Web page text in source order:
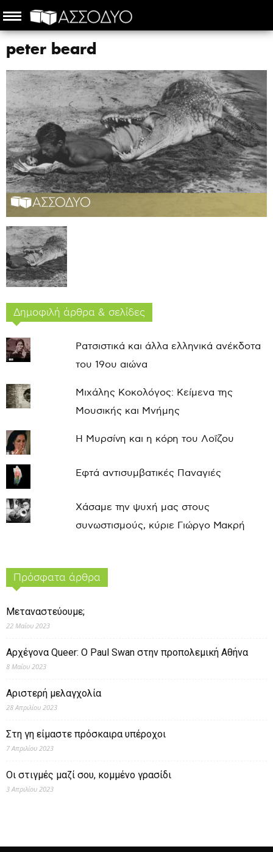
peter beard
Δημοφιλή άρθρα & σελίδες
Ρατσιστικά και άλλα ελληνικά ανέκδοτα
του 19ου αιώνα
Μιχάλης Κοκολόγος: Κείμενα της
Μουσικής και Μνήμης
Η Μυρσίνη και η κόρη του Λοΐζου
Εφτά αντισυμβατικές Παναγιές
Χάσαμε την ψυχή μας στους
συνωστισμούς, κύριε Γιώργο Μακρή
Πρόσφατα άρθρα
Μεταναστεύουμε;
22 Μαΐου 2023
Αρχέγονα Queer: O Paul Swan στην προπολεμική Αθήνα
8 Μαΐου 2023
Αριστερή μελαγχολία
28 Απριλίου 2023
Στη γη είμαστε πρόσκαιρα υπέροχοι
7 Απριλίου 2023
Οι στιγμές μαζί σου, κομμένο γρασίδι
3 Απριλίου 2023